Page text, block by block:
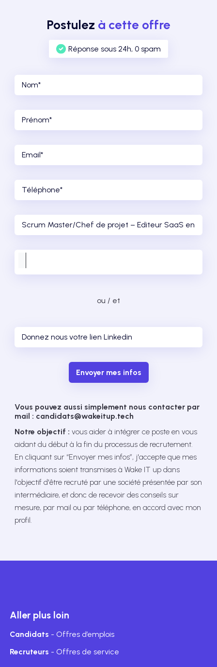
Postulez à cette offre
Réponse sous 24h, 0 spam
ou / et
Envoyer mes infos
Vous pouvez aussi simplement nous contacter par
mail : candidats@wakeitup.tech
Notre objectif : vous aider à intégrer ce poste en vous
aidant du début à la fin du processus de recrutement.
En cliquant sur “Envoyer mes infos”, j'accepte que mes
informations soient transmises à Wake IT up dans
l'objectif d'être recruté par une société présentée par son
intermédiaire, et donc de recevoir des conseils sur
mesure, par mail ou par téléphone, en accord avec mon
profil.
Aller plus loin
Candidats - Offres d’emplois
Recruteurs - Offres de service